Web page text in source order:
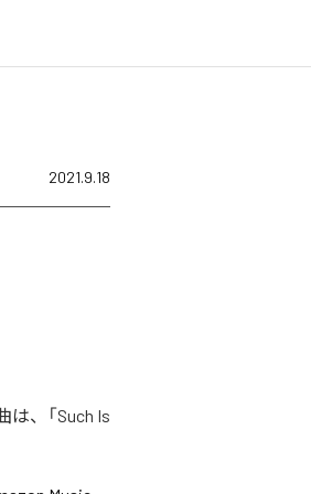
2021.9.18
、「Such Is